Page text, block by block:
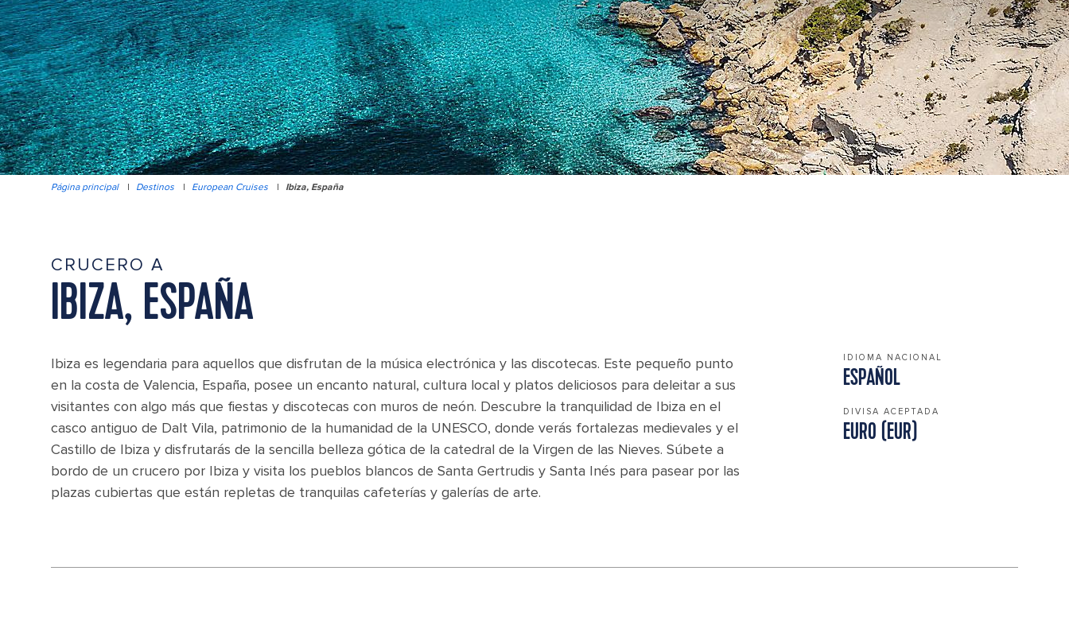
Página principal | Destinos | European Cruises | Ibiza, España
CRUCERO A
IBIZA, ESPAÑA
Ibiza es legendaria para aquellos que disfrutan de la música electrónica y las discotecas. Este pequeño punto
en la costa de Valencia, España, posee un encanto natural, cultura local y platos deliciosos para deleitar a sus
visitantes con algo más que fiestas y discotecas con muros de neón. Descubre la tranquilidad de Ibiza en el
casco antiguo de Dalt Vila, patrimonio de la humanidad de la UNESCO, donde verás fortalezas medievales y el
Castillo de Ibiza y disfrutarás de la sencilla belleza gótica de la catedral de la Virgen de las Nieves. Súbete a
bordo de un crucero por Ibiza y visita los pueblos blancos de Santa Gertrudis y Santa Inés para pasear por las
plazas cubiertas que están repletas de tranquilas cafeterías y galerías de arte.
IDIOMA NACIONAL
ESPAÑOL
DIVISA ACEPTADA
EURO (EUR)